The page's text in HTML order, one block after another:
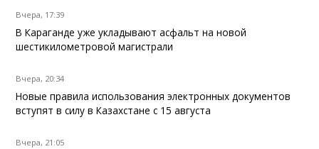
Вчера, 17:39
В Караганде уже укладывают асфальт на новой
шестикилометровой магистрали
Вчера, 20:34
Новые правила использования электронных документов
вступят в силу в Казахстане с 15 августа
Вчера, 21:05